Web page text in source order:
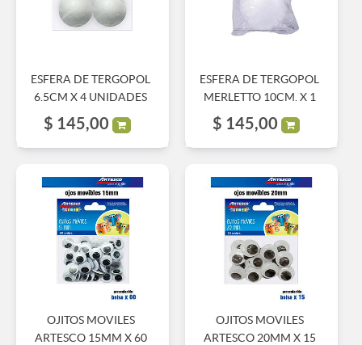
ESFERA DE TERGOPOL
6.5CM X 4 UNIDADES
$ 145,00
ESFERA DE TERGOPOL
MERLETTO 10CM. X 1
$ 145,00
OJITOS MOVILES
ARTESCO 15MM X 60
OJITOS MOVILES
ARTESCO 20MM X 15